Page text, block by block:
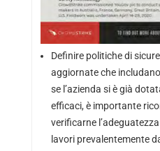
Definire politiche di
aggiornate che
se l’azienda si è già
efficaci, è importante
verificarne
lavori prevalentemente